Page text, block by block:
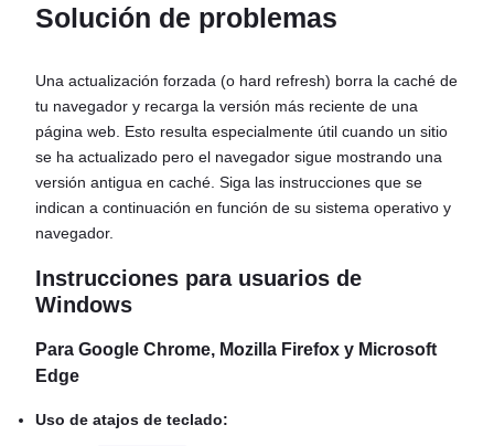
French
Polish
Czech
Greek
Solución de problemas
Una actualización forzada (o hard refresh) borra la caché de
tu navegador y recarga la versión más reciente de una
página web. Esto resulta especialmente útil cuando un sitio
se ha actualizado pero el navegador sigue mostrando una
versión antigua en caché. Siga las instrucciones que se
indican a continuación en función de su sistema operativo y
navegador.
Instrucciones para usuarios de
Windows
Para Google Chrome, Mozilla Firefox y Microsoft
Edge
Uso de atajos de teclado: